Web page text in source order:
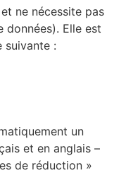
ne nécessite pas
Elle est
suivante :
un
et en anglais –
de réduction »